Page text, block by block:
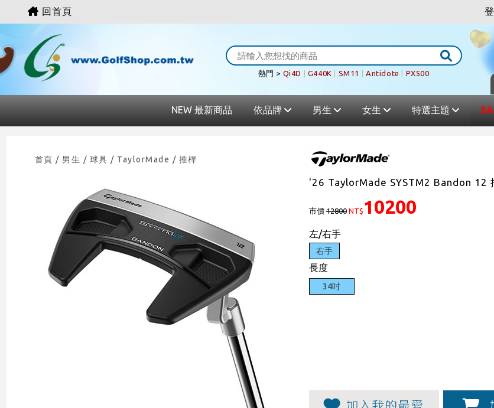
回首頁
熱門 > Qi4D G440K SM11 Antidote PX500
NEW 最新商品 依品牌 男生 女生 特選主題
首頁 / 男生 / 球具 / TaylorMade / 推桿
'26 TaylorMade SYSTM2 Bandon 12
市價12800 NT$ 10200
左/右手
右手
長度
34吋